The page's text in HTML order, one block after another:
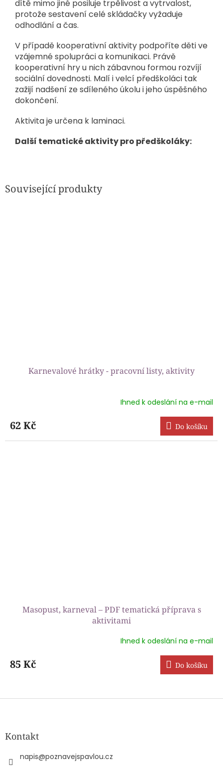
Související produkty
Karnevalové hrátky - pracovní listy, aktivity
produktu
je
5,0
Ihned k odeslání na e-mail
62 Kč Do košíku
Masopust, karneval – PDF tematická příprava s
aktivitami
produktu
je
5
Ihned k odeslání na e-mail
85 Kč Do košíku
dítě mimo jiné posiluje trpělivost a vytrvalost,
protože sestavení celé skládačky vyžaduje
odhodlání a čas.
V případě kooperativní aktivity podpoříte děti ve
vzájemné spolupráci a komunikaci. Právě
kooperativní hry u nich zábavnou formou rozvíjí
sociální dovednosti. Malí i velcí předškoláci tak
zažijí nadšení ze sdíleného úkolu i jeho úspěšného
dokončení.
Aktivita je určena k laminaci.
Další tematické aktivity pro předškoláky:
Z
Kontakt
napis@poznavejspavlou.cz